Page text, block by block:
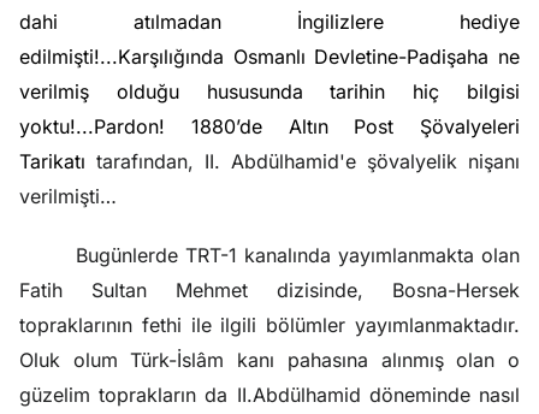
dahi atılmadan İngilizlere hediye
edilmişti!...Karşılığında Osmanlı Devletine-Padişaha ne
verilmiş olduğu hususunda tarihin hiç bilgisi
yoktu!...Pardon! 1880’de Altın Post Şövalyeleri
Tarikatı tarafından, II. Abdülhamid'e şövalyelik nişanı
verilmişti…
Bugünlerde TRT-1 kanalında yayımlanmakta olan
Fatih Sultan Mehmet dizisinde, Bosna-Hersek
topraklarının fethi ile ilgili bölümler yayımlanmaktadır.
Oluk olum Türk-İslâm kanı pahasına alınmış olan o
güzelim toprakların da II.Abdülhamid döneminde nasıl